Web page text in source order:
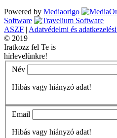
Powered by Mediaorigo
Software
ASZF | Adatvédelmi és
© 2019
Iratkozz fel Te is
hírlevelünkre!
Név
Hibás vagy hiányzó adat!
Email
Hibás vagy hiányzó adat!